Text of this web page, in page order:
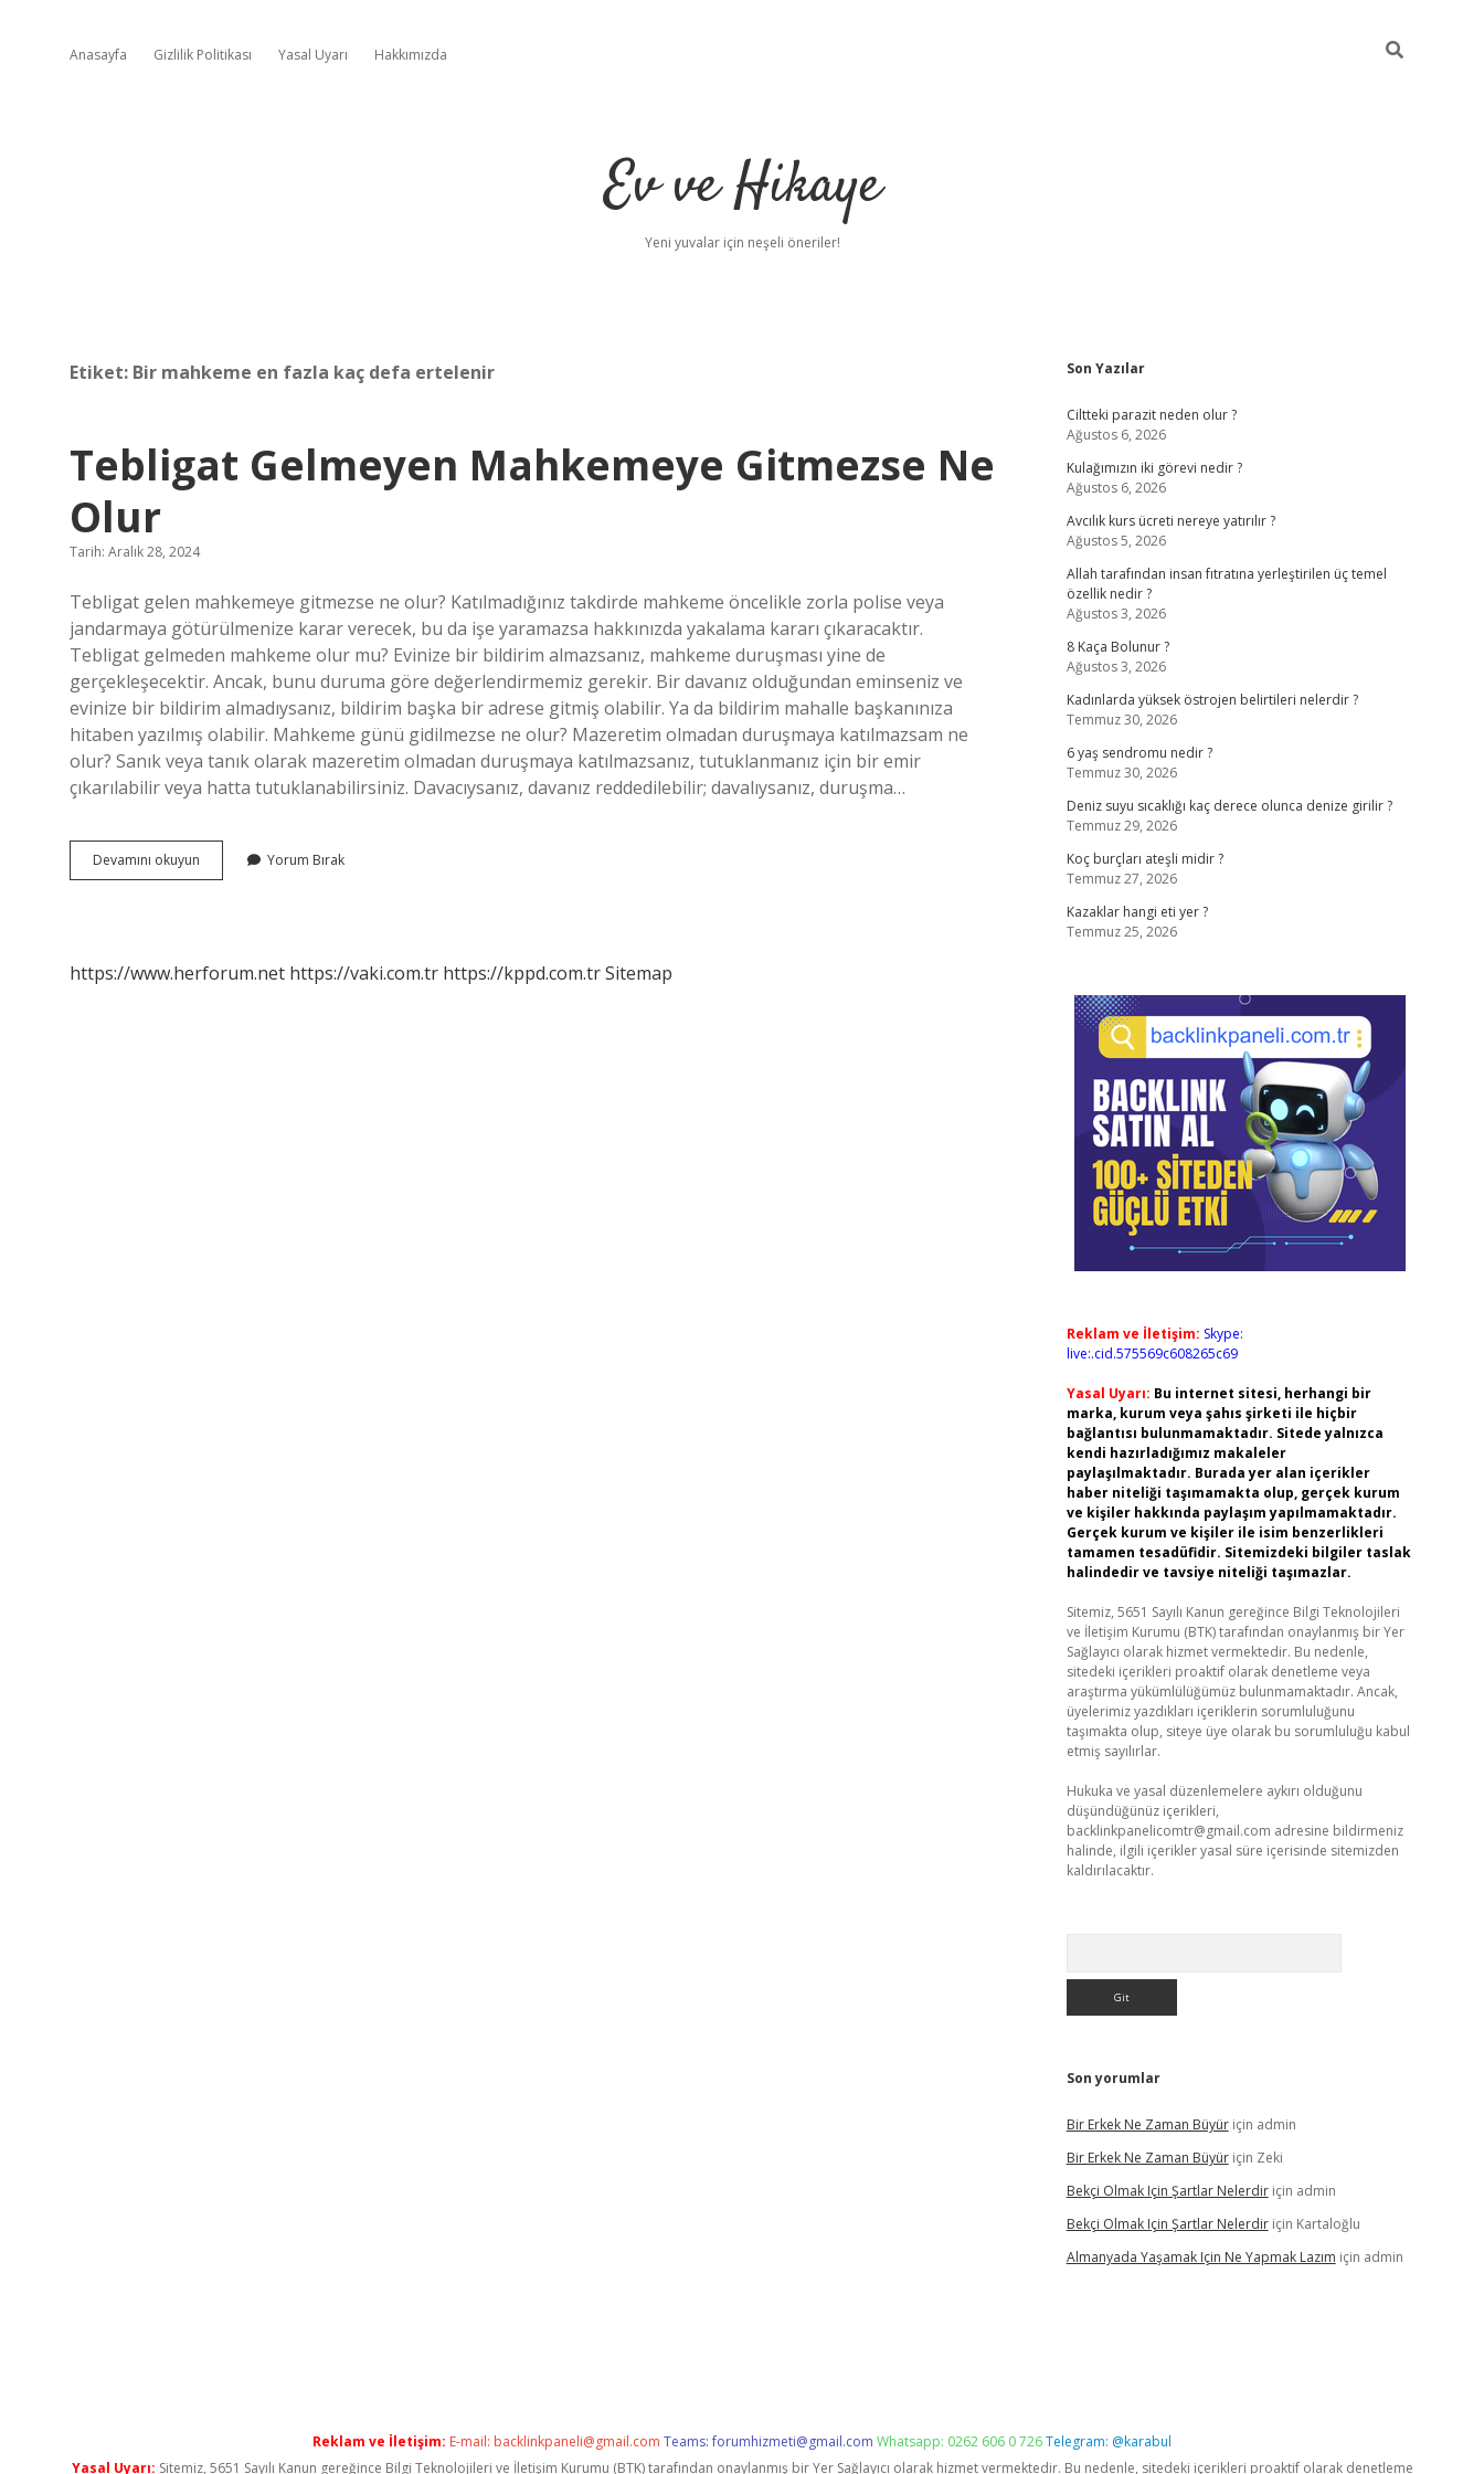
Anasayfa Gizlilik Politikası Yasal Uyarı Hakkımızda
Ev ve Hikaye
Yeni yuvalar için neşeli öneriler!
Etiket: Bir mahkeme en fazla kaç defa ertelenir
Tebligat Gelmeyen Mahkemeye Gitmezse Ne
Olur
Tarih: Aralık 28, 2024
Tebligat gelen mahkemeye gitmezse ne olur? Katılmadığınız takdirde mahkeme öncelikle zorla polise veya
jandarmaya götürülmenize karar verecek, bu da işe yaramazsa hakkınızda yakalama kararı çıkaracaktır.
Tebligat gelmeden mahkeme olur mu? Evinize bir bildirim almazsanız, mahkeme duruşması yine de
gerçekleşecektir. Ancak, bunu duruma göre değerlendirmemiz gerekir. Bir davanız olduğundan eminseniz ve
evinize bir bildirim almadıysanız, bildirim başka bir adrese gitmiş olabilir. Ya da bildirim mahalle başkanınıza
hitaben yazılmış olabilir. Mahkeme günü gidilmezse ne olur? Mazeretim olmadan duruşmaya katılmazsam ne
olur? Sanık veya tanık olarak mazeretim olmadan duruşmaya katılmazsanız, tutuklanmanız için bir emir
çıkarılabilir veya hatta tutuklanabilirsiniz. Davacıysanız, davanız reddedilebilir; davalıysanız, duruşma…
Devamını okuyun Tebligat
Gelmeyen
Yorum Bırak
https://www.herforum.net https://vaki.com.tr https://kppd.com.trSitemap
Sidebar
Son Yazılar
Ciltteki parazit neden olur ?
Ağustos 6, 2026
Kulağımızın iki görevi nedir ?
Ağustos 6, 2026
Avcılık kurs ücreti nereye yatırılır ?
Ağustos 5, 2026
Allah tarafından insan fıtratına yerleştirilen üç temel
özellik nedir ?
Ağustos 3, 2026
8 Kaça Bolunur ?
Ağustos 3, 2026
Kadınlarda yüksek östrojen belirtileri nelerdir ?
Temmuz 30, 2026
6 yaş sendromu nedir ?
Temmuz 30, 2026
Deniz suyu sıcaklığı kaç derece olunca denize girilir ?
Temmuz 29, 2026
Koç burçları ateşli midir ?
Temmuz 27, 2026
Kazaklar hangi eti yer ?
Temmuz 25, 2026
Reklam ve İletişim: Skype:
live:.cid.575569c608265c69
Yasal Uyarı: Bu internet sitesi, herhangi bir
marka, kurum veya şahıs şirketi ile hiçbir
bağlantısı bulunmamaktadır. Sitede yalnızca
kendi hazırladığımız makaleler
paylaşılmaktadır. Burada yer alan içerikler
haber niteliği taşımamakta olup, gerçek kurum
ve kişiler hakkında paylaşım yapılmamaktadır.
Gerçek kurum ve kişiler ile isim benzerlikleri
tamamen tesadüfidir. Sitemizdeki bilgiler taslak
halindedir ve tavsiye niteliği taşımazlar.
Sitemiz, 5651 Sayılı Kanun gereğince Bilgi Teknolojileri
ve İletişim Kurumu (BTK) tarafından onaylanmış bir Yer
Sağlayıcı olarak hizmet vermektedir. Bu nedenle,
sitedeki içerikleri proaktif olarak denetleme veya
araştırma yükümlülüğümüz bulunmamaktadır. Ancak,
üyelerimiz yazdıkları içeriklerin sorumluluğunu
taşımakta olup, siteye üye olarak bu sorumluluğu kabul
etmiş sayılırlar.
Hukuka ve yasal düzenlemelere aykırı olduğunu
düşündüğünüz içerikleri,
backlinkpanelicomtr@gmail.com adresine bildirmeniz
halinde, ilgili içerikler yasal süre içerisinde sitemizden
kaldırılacaktır.
Son yorumlar
Bir Erkek Ne Zaman Büyüriçin admin
Bir Erkek Ne Zaman Büyüriçin Zeki
Bekçi Olmak Için Şartlar Nelerdiriçin admin
Bekçi Olmak Için Şartlar Nelerdiriçin Kartaloğlu
Almanyada Yaşamak Için Ne Yapmak Lazım için admin
Reklam ve İletişim: E-mail: backlinkpaneli@gmail.com Teams:forumhizmeti@gmail.com Whatsapp: 0262 606 0 726Telegram: @karabul
Yasal Uyarı: Sitemiz, 5651 Sayılı Kanun gereğince Bilgi Teknolojileri ve İletişim Kurumu (BTK) tarafından onaylanmış bir Yer Sağlayıcı olarak hizmet vermektedir. Bu nedenle, sitedeki içerikleri proaktif olarak denetleme